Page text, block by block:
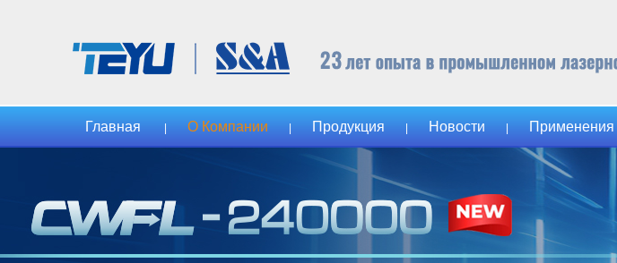
Главная О Компании Продукция Новости Применения